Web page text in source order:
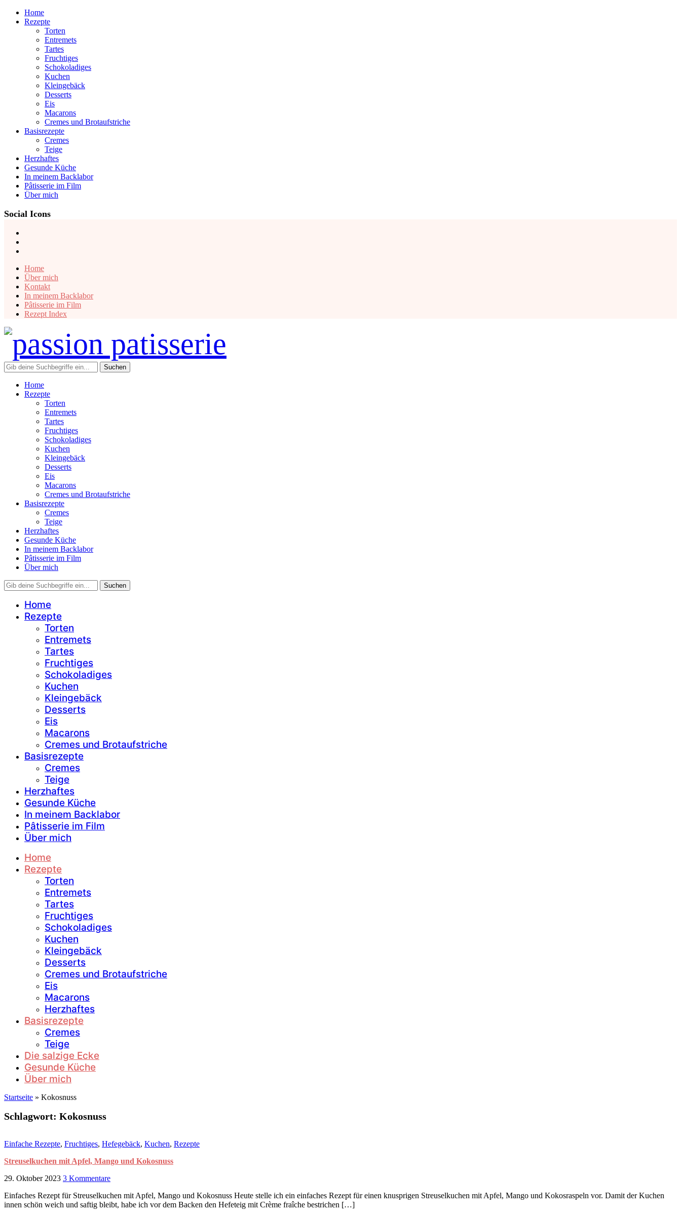
Home
Rezepte
Torten
Entremets
Tartes
Fruchtiges
Schokoladiges
Kuchen
Kleingebäck
Desserts
Eis
Macarons
Cremes und Brotaufstriche
Basisrezepte
Cremes
Teige
Herzhaftes
Gesunde Küche
In meinem Backlabor
Pâtisserie im Film
Über mich
Social Icons
Home
Über mich
Kontakt
In meinem Backlabor
Pâtisserie im Film
Rezept Index
Home
Rezepte
Torten
Entremets
Tartes
Fruchtiges
Schokoladiges
Kuchen
Kleingebäck
Desserts
Eis
Macarons
Cremes und Brotaufstriche
Basisrezepte
Cremes
Teige
Herzhaftes
Gesunde Küche
In meinem Backlabor
Pâtisserie im Film
Über mich
Home
Rezepte
Torten
Entremets
Tartes
Fruchtiges
Schokoladiges
Kuchen
Kleingebäck
Desserts
Eis
Macarons
Cremes und Brotaufstriche
Basisrezepte
Cremes
Teige
Herzhaftes
Gesunde Küche
In meinem Backlabor
Pâtisserie im Film
Über mich
Home
Rezepte
Torten
Entremets
Tartes
Fruchtiges
Schokoladiges
Kuchen
Kleingebäck
Desserts
Cremes und Brotaufstriche
Eis
Macarons
Herzhaftes
Basisrezepte
Cremes
Teige
Die salzige Ecke
Gesunde Küche
Über mich
Startseite » Kokosnuss
Schlagwort: Kokosnuss
Einfache Rezepte, Fruchtiges, Hefegebäck, Kuchen, Rezepte
Streuselkuchen mit Apfel, Mango und Kokosnuss
29. Oktober 2023 3 Kommentare
Einfaches Rezept für Streuselkuchen mit Apfel, Mango und Kokosnuss Heute stelle ich ein einfaches Rezept für einen knusprigen Streuselkuchen mit Apfel, Mango und Kokosraspeln vor. Damit der Kuchen
innen schön weich und saftig bleibt, habe ich vor dem Backen den Hefeteig mit Crème fraîche bestrichen […]